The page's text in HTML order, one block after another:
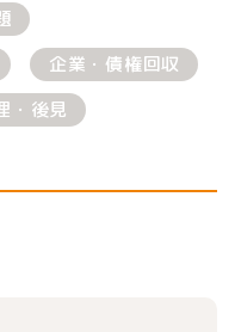
企業・債権回収
・後見